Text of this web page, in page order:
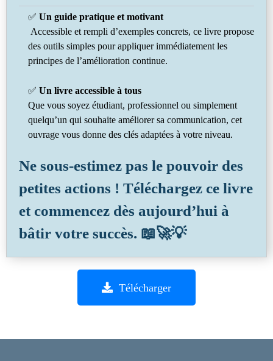
✅ Un guide pratique et motivant
Accessible et rempli d’exemples concrets, ce livre propose
des outils simples pour appliquer immédiatement les
principes de l’amélioration continue.
✅ Un livre accessible à tous
Que vous soyez étudiant, professionnel ou simplement
quelqu’un qui souhaite améliorer sa communication, cet
ouvrage vous donne des clés adaptées à votre niveau.
Ne sous-estimez pas le pouvoir des
petites actions ! Téléchargez ce livre
et commencez dès aujourd’hui à
bâtir votre succès. 📖🚀💡
Télécharger